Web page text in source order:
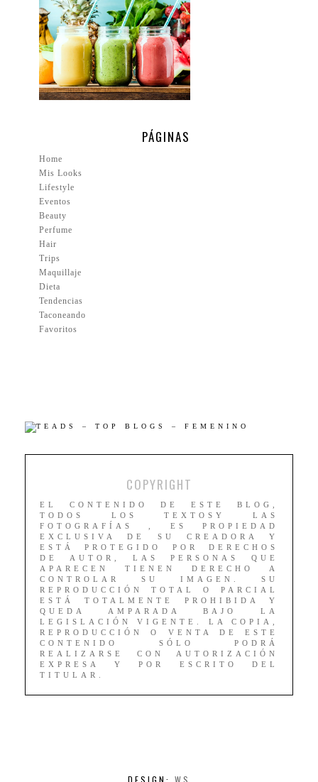
PÁGINAS
Home
Mis Looks
Lifestyle
Eventos
Beauty
Perfume
Hair
Trips
Maquillaje
Dieta
Tendencias
Taconeando
Favoritos
COPYRIGHT
EL CONTENIDO DE ESTE BLOG,
TODOS LOS TEXTOSY LAS
FOTOGRAFÍAS , ES PROPIEDAD
EXCLUSIVA DE SU CREADORA Y
ESTÁ PROTEGIDO POR DERECHOS
DE AUTOR, LAS PERSONAS QUE
APARECEN TIENEN DERECHO A
CONTROLAR SU IMAGEN. SU
REPRODUCCIÓN TOTAL O PARCIAL
ESTÁ TOTALMENTE PROHIBIDA Y
QUEDA AMPARADA BAJO LA
LEGISLACIÓN VIGENTE. LA COPIA,
REPRODUCCIÓN O VENTA DE ESTE
CONTENIDO SÓLO PODRÁ
REALIZARSE CON AUTORIZACIÓN
EXPRESA Y POR ESCRITO DEL
TITULAR.
DESIGN: WS